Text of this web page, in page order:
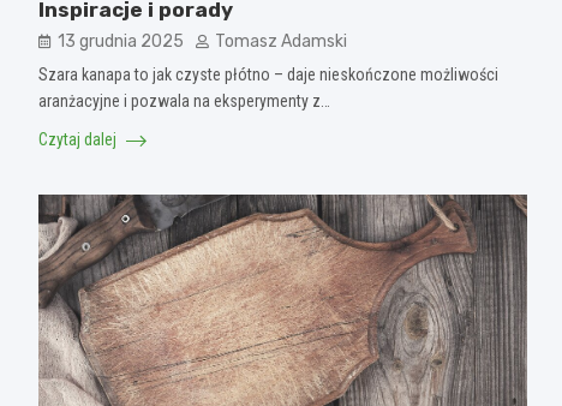
Inspiracje i porady
13 grudnia 2025 Tomasz Adamski
Szara kanapa to jak czyste płótno – daje nieskończone możliwości
aranżacyjne i pozwala na eksperymenty z…
Czytaj dalej